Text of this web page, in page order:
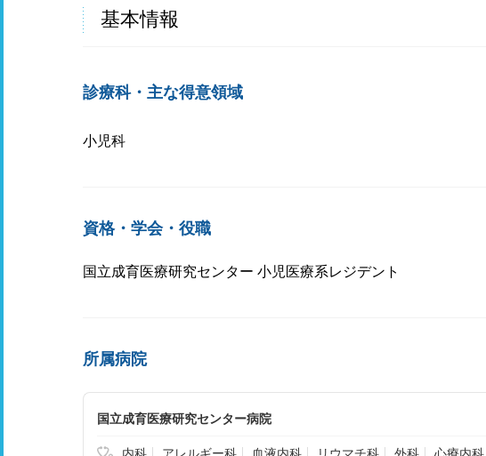
基本情報
診療科・主な得意領域
小児科
資格・学会・役職
国立成育医療研究センター 小児医療系レジデント
所属病院
国立成育医療研究センター病院